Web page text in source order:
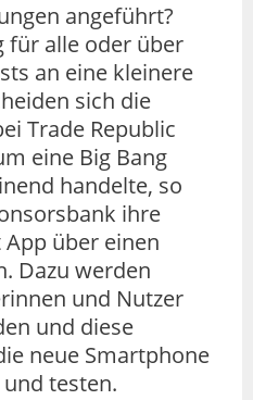
angeführt?
für alle oder über
an eine kleinere
sich die
Trade Republic
eine Big Bang
handelte, so
ihre
über einen
Dazu werden
und Nutzer
und diese
neue Smartphone
testen.